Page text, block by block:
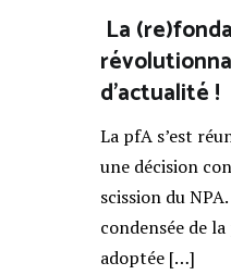
La
d’actualité !
La pfA s’est
une décision
scission du
condensée de
adoptée […]